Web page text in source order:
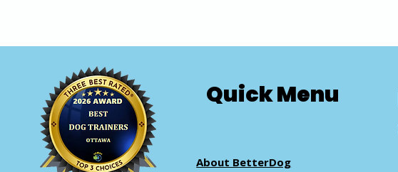
Quick Menu
About BetterDog